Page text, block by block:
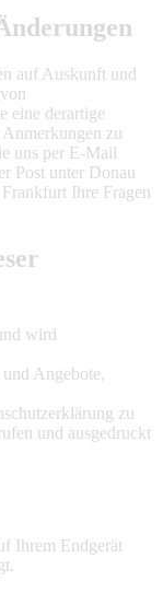
auf Auskunft und
eine derartige
zu
uns per E-Mail
Post unter Donau
Ihre Fragen
wird
Angebote,
zu
und ausgedruckt
Ihrem Endgerät